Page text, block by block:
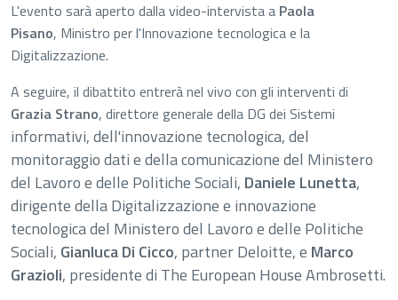
L'evento sarà aperto dalla video-intervista a Paola
Pisano, Ministro per l'Innovazione tecnologica e la
Digitalizzazione.
A seguire, il dibattito entrerà nel vivo con gli interventi di
Grazia Strano, direttore generale della DG dei Sistemi
informativi, dell'innovazione tecnologica, del
monitoraggio dati e della comunicazione del Ministero
del Lavoro e delle Politiche Sociali, Daniele Lunetta,
dirigente della Digitalizzazione e innovazione
tecnologica del Ministero del Lavoro e delle Politiche
Sociali, Gianluca Di Cicco, partner Deloitte, e Marco
Grazioli, presidente di The European House Ambrosetti.